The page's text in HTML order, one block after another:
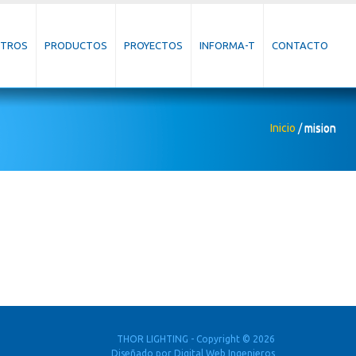
PRODUCTOS PROYECTOS INFORMA-T CONTACTO
Inicio /mision
THOR LIGHTING - Copyright © 2026
Diseñado por Digital Web Ingenieros